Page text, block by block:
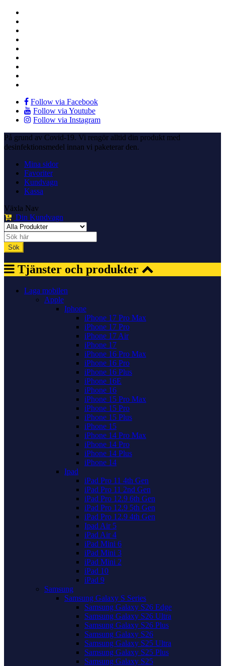
Follow via Facebook
Follow via Youtube
Follow via Instagram
På grund av Covid-19. Vi rengör alltid din produkt med
desinfektionsmedel innan vi paketerar den.
Mina sidor
Favoriter
Kundvagn
Kassa
Växla Nav
Din Kundvagn
Sök
Tjänster och produkter
Laga mobilen
Apple
Iphone
iPhone 17 Pro Max
iPhone 17 Pro
iPhone 17 Air
iPhone 17
iPhone 16 Pro Max
iPhone 16 Pro
iPhone 16 Plus
iPhone 16E
iPhone 16
iPhone 15 Pro Max
iPhone 15 Pro
iPhone 15 Plus
iPhone 15
iPhone 14 Pro Max
iPhone 14 Pro
iPhone 14 Plus
iPhone 14
Ipad
iPad Pro 11 4th Gen
iPad Pro 11 2nd Gen
iPad Pro 12.9 6th Gen
iPad Pro 12.9 5th Gen
iPad Pro 12.9 4th Gen
Ipad Air 5
iPad Air 4
iPad Mini 6
iPad Mini 3
iPad Mini 2
iPad 10
iPad 9
Samsung
Samsung Galaxy S Series
Samsung Galaxy S26 Edge
Samsung Galaxy S26 Ultra
Samsung Galaxy S26 Plus
Samsung Galaxy S26
Samsung Galaxy S25 Ultra
Samsung Galaxy S25 Plus
Samsung Galaxy S25